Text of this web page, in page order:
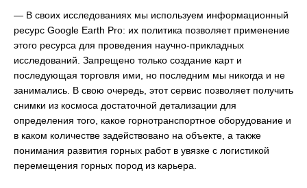
— В своих исследованиях мы используем информационный
ресурс Google Earth Pro: их политика позволяет применение
этого ресурса для проведения научно-прикладных
исследований. Запрещено только создание карт и
последующая торговля ими, но последним мы никогда и не
занимались. В свою очередь, этот сервис позволяет получить
снимки из космоса достаточной детализации для
определения того, какое горнотранспортное оборудование и
в каком количестве задействовано на объекте, а также
понимания развития горных работ в увязке с логистикой
перемещения горных пород из карьера.